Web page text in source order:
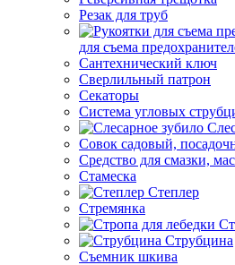
Резак для труб
для съема
Сантехнический ключ
Сверлильный патрон
Секаторы
Система угловых
Совок садовый,
Средство для смазки,
Стамеска
Степлер
Стремянка
Струбцина
Съемник шкива